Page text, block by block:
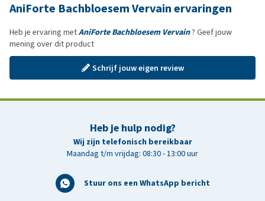
AniForte Bachbloesem Vervain ervaringen
Heb je ervaring metAniForte Bachbloesem Vervain? Geef jouw
mening over dit product
Schrijf jouw eigen review
Heb je hulp nodig?
Wij zijn telefonisch bereikbaar
Maandag t/m vrijdag: 08:30 - 13:00 uur
Stuur ons een WhatsApp bericht